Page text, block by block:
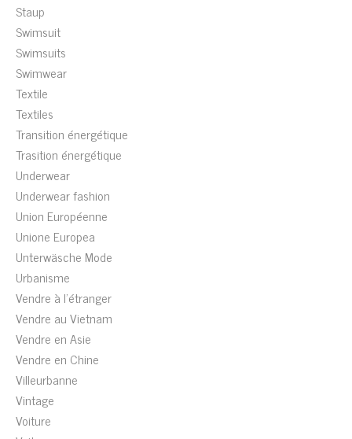
Staup
Swimsuit
Swimsuits
Swimwear
Textile
Textiles
Transition énergétique
Trasition énergétique
Underwear
Underwear fashion
Union Européenne
Unione Europea
Unterwäsche Mode
Urbanisme
Vendre à l'étranger
Vendre au Vietnam
Vendre en Asie
Vendre en Chine
Villeurbanne
Vintage
Voiture